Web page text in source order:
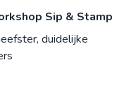
Sip & Stamp
duidelijke